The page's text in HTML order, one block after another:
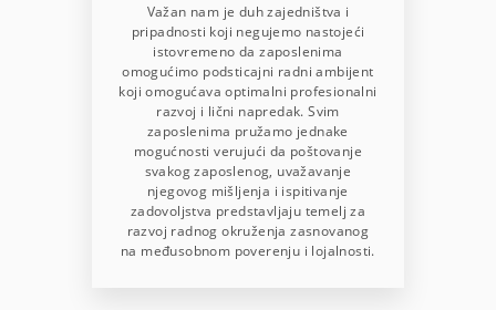
Važan nam je duh zajedništva i
pripadnosti koji negujemo nastojeći
istovremeno da zaposlenima
omogućimo podsticajni radni ambijent
koji omogućava optimalni profesionalni
razvoj i lični napredak. Svim
zaposlenima pružamo jednake
mogućnosti verujući da poštovanje
svakog zaposlenog, uvažavanje
njegovog mišljenja i ispitivanje
zadovoljstva predstavljaju temelj za
razvoj radnog okruženja zasnovanog
na međusobnom poverenju i lojalnosti.